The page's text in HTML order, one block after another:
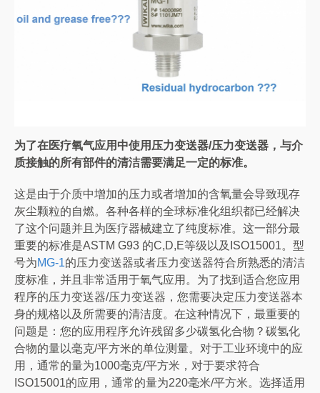
为了在医疗氧气应用中使用压力变送器/压力变送器，与介
质接触的所有部件的清洁需要满足一定的标准。
这是由于介质中增加的压力或者增加的含氧量会导致现存
灰尘颗粒的自燃。各种各样的全球标准化组织都已经解决
了这个问题并且为医疗器械建立了纯度标准。这一部分最
重要的标准是ASTM G93 的C,D,E等级以及ISO15001。型
号为MG-1的压力变送器或者压力变送器符合所熟悉的清洁
度标准，并且非常适用于氧气应用。为了找到适合您应用
程序的压力变送器/压力变送器，您需要决定压力变送器本
身的规格以及所需要的清洁度。在这种情况下，最重要的
问题是：您的应用程序允许残留多少碳氢化合物？碳氢化
合物的量以毫克/平方米的单位测量。对于工业环境中的应
用，通常的量为1000毫克/平方米，对于要求符合
ISO15001的应用，通常的量为220毫米/平方米。选择适用